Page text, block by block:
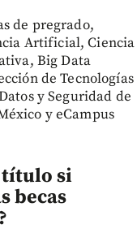
de pregrado,
Artificial, Ciencia
Big Data
de Tecnologías
y Seguridad de
y eCampus
título si
becas